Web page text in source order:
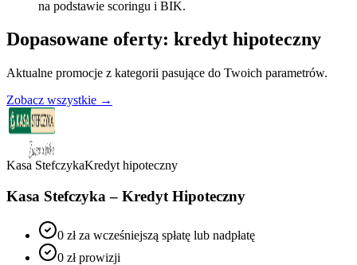
na podstawie scoringu i BIK.
Dopasowane oferty: kredyt hipoteczny
Aktualne promocje z kategorii pasujące do Twoich parametrów.
Zobacz wszystkie →
Kasa StefczykaKredyt hipoteczny
Kasa Stefczyka – Kredyt Hipoteczny
0 zł za wcześniejszą spłatę lub nadpłatę
0 zł prowizji